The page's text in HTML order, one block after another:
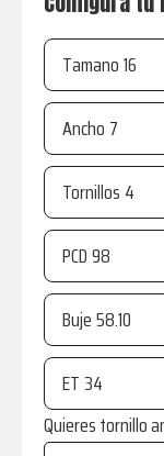
Tamano
Ancho
Tornillos
PCD
Buje
ET
Quieres tornillo